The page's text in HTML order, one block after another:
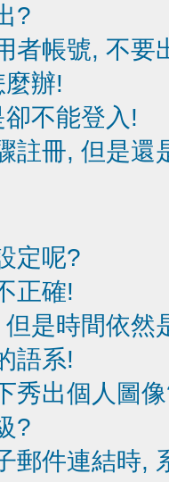
?
者帳號, 不要
辦!
不能登入!
註冊, 但是還
定呢?
正確!
是時間依然
語系!
秀出個人圖
?
郵件連結時,